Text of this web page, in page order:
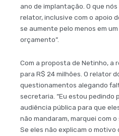
ano de implantação. O que
relator, inclusive com o apoio
se aumente pelo menos em
orçamento”.
Com a proposta de Netinho, a
para R$ 24 milhões. O relator
questionamentos alegando
secretaria. “Eu estou pedindo
audiência pública para que
não mandaram, marquei com
Se eles não explicam o motivo